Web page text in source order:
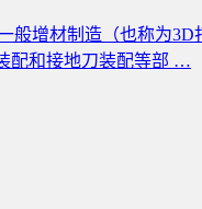
般增材制造（也称为
配和接地刀装配等部 …